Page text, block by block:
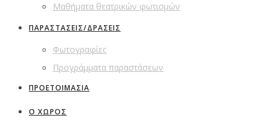
Μαθήματα θεατρικών φωτισμών
ΠΑΡΑΣΤΑΣΕΙΣ/ΔΡΑΣΕΙΣ
Φωτογραφίες
Προγράμματα παραστάσεων
ΠΡΟΕΤΟΙΜΑΣΙΑ
Ο ΧΩΡΟΣ